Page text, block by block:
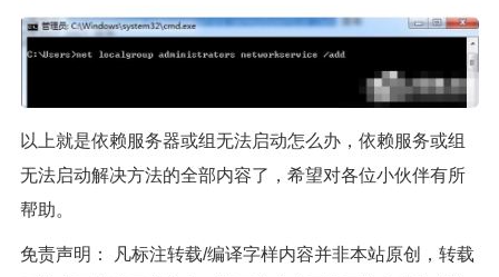
以上就是依赖服务器或组无法启动怎么办，依赖服务或组
无法启动解决方法的全部内容了，希望对各位小伙伴有所
帮助。
免责声明： 凡标注转载/编译字样内容并非本站原创，转载